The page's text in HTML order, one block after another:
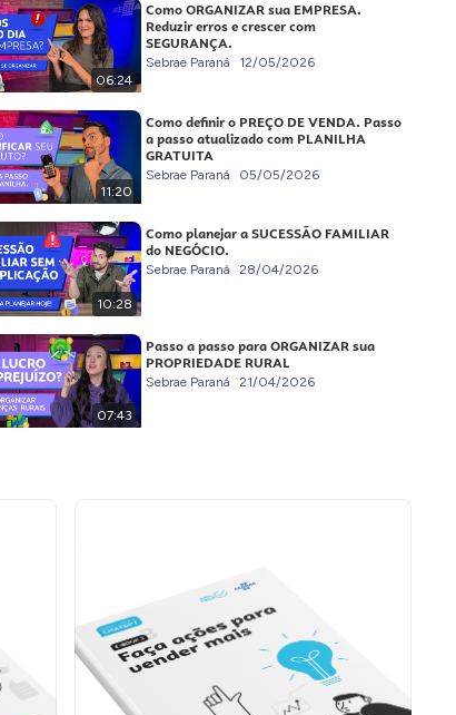
06:24
Como ORGANIZAR sua EMPRESA.
Reduzir erros e crescer com
SEGURANÇA.
Sebrae Paraná 12/05/2026
11:20
Como definir o PREÇO DE VENDA. Passo
a passo atualizado com PLANILHA
GRATUITA
Sebrae Paraná 05/05/2026
10:28
Como planejar a SUCESSÃO FAMILIAR
do NEGÓCIO.
Sebrae Paraná 28/04/2026
07:43
Passo a passo para ORGANIZAR sua
PROPRIEDADE RURAL
Sebrae Paraná 21/04/2026